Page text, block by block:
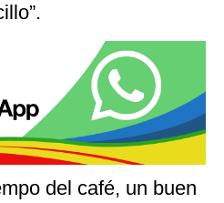
del café, un buen